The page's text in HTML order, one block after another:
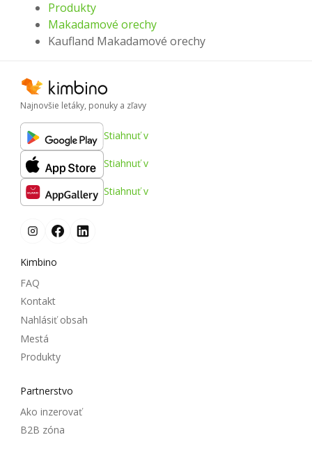
Produkty
Makadamové orechy
Kaufland Makadamové orechy
Najnovšie letáky, ponuky a zľavy
Stiahnuť v
Stiahnuť v
Stiahnuť v
Kimbino
FAQ
Kontakt
Nahlásiť obsah
Mestá
Produkty
Partnerstvo
Ako inzerovať
B2B zóna